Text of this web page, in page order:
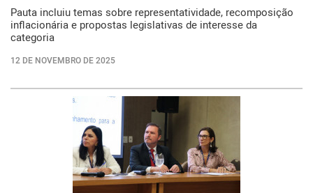
Pauta incluiu temas sobre representatividade, recomposição
inflacionária e propostas legislativas de interesse da
categoria
12 DE NOVEMBRO DE 2025